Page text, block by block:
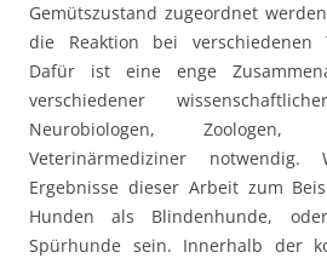
Gemütszustand zugeordnet
die Reaktion bei verschiedenen
Dafür ist eine enge
verschiedener
Neurobiologen, Zoologen,
Veterinärmediziner
Ergebnisse dieser Arbeit zum
Hunden als Blindenhunde,
Spürhunde sein. Innerhalb der